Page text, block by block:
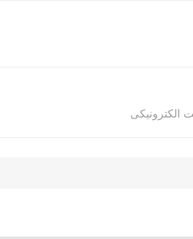
الکترونیکی